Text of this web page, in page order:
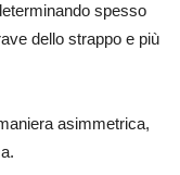
spesso
dello strappo e più
asimmetrica,